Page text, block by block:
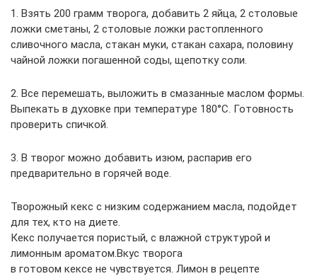
1. Взять 200 грамм творога, добавить 2 яйца, 2 столовые
ложки сметаны, 2 столовые ложки растопленного
сливочного масла, стакан муки, стакан сахара, половину
чайной ложки погашенной соды, щепотку соли.
2. Все перемешать, выложить в смазанные маслом формы.
Выпекать в духовке при температуре 180°C. Готовность
проверить спичкой.
3. В творог можно добавить изюм, распарив его
предварительно в горячей воде.
Творожный кекс с низким содержанием масла, подойдет
для тех, кто на диете.
Кекс получается пористый, с влажной структурой и
лимонным ароматом.Вкус творога
в готовом кексе не чувствуется. Лимон в рецепте